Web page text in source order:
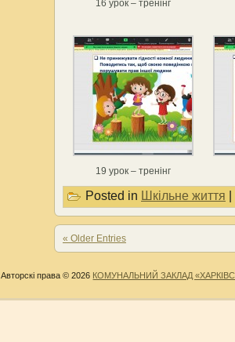
16 урок – тренінг
19 урок – тренінг
Posted in Шкільне життя
« Older Entries
Авторскі права © 2026 КОМУНАЛЬНИЙ ЗАКЛАД